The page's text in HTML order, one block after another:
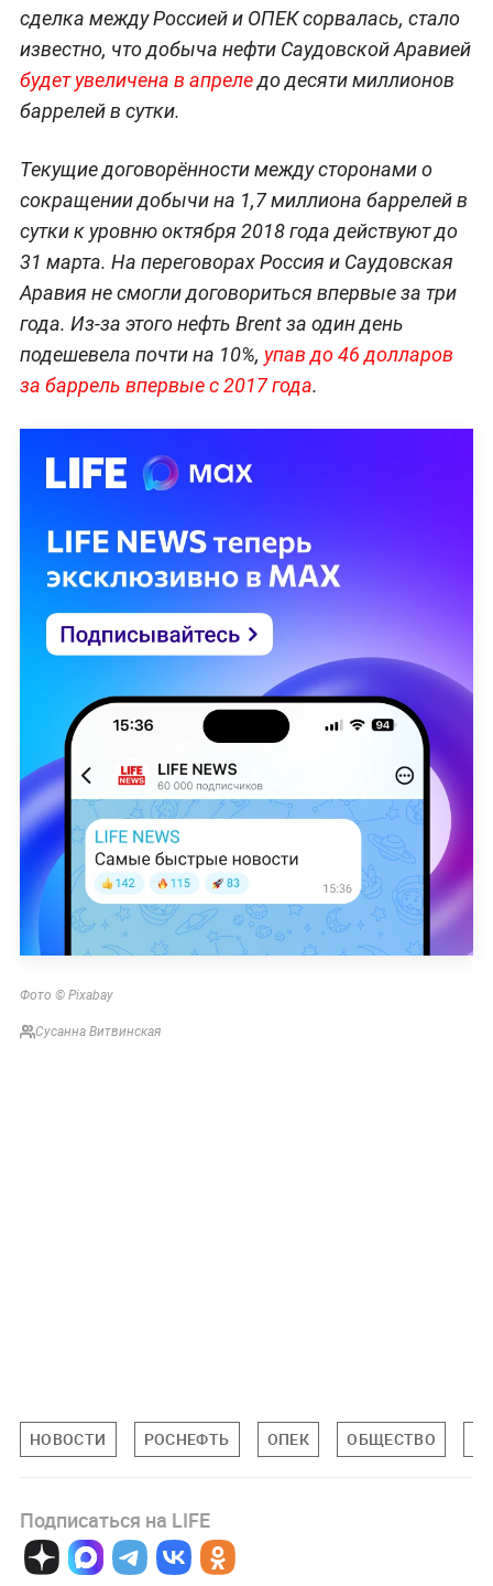
сделка между Россией и ОПЕК сорвалась, стало
известно, что добыча нефти Саудовской Аравией
будет увеличена в апреледо десяти миллионов
баррелей в сутки.
Текущие договорённости между сторонами о
сокращении добычи на 1,7 миллиона баррелей в
сутки к уровню октября 2018 года действуют до
31 марта. На переговорах Россия и Саудовская
Аравия не смогли договориться впервые за три
года. Из-за этого нефть Brent за один день
подешевела почти на 10%, упав до 46 долларов
за баррель впервые с 2017 года.
Фото © Pixabay
Сусанна Витвинская
НОВОСТИ РОСНЕФТЬ ОПЕК ОБЩЕСТВО
Подписаться на LIFE